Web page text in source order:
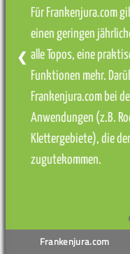
Für Frankenjura.com
einen geringen
alle Topos, eine
Funktionen mehr.
Frankenjura.com bei
Anwendungen (z.B.
Klettergebiete), die
zugutekommen.
❮
Frankenjura.com